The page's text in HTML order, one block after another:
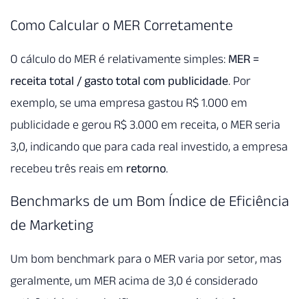
Como Calcular o MER Corretamente
O cálculo do MER é relativamente simples: MER =
receita total / gasto total com publicidade. Por
exemplo, se uma empresa gastou R$ 1.000 em
publicidade e gerou R$ 3.000 em receita, o MER seria
3,0, indicando que para cada real investido, a empresa
recebeu três reais em retorno.
Benchmarks de um Bom Índice de Eficiência
de Marketing
Um bom benchmark para o MER varia por setor, mas
geralmente, um MER acima de 3,0 é considerado